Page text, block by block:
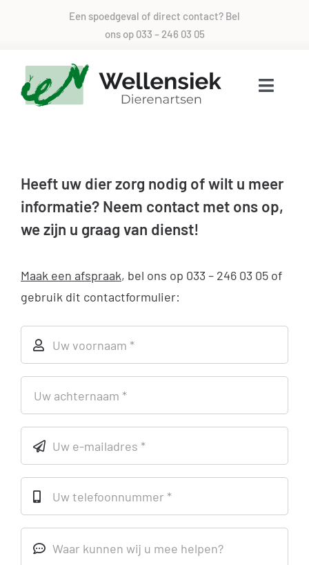
Een spoedgeval of direct contact? Bel
ons op 033 – 246 03 05
Toggle
Over ons
Direct contact
Spoed
Heeft uw dier zorg nodig of wilt u meer
informatie? Neem contact met ons op,
we zijn u graag van dienst!
Maak een afspraak, bel ons op 033 – 246 03 05of
gebruik dit contactformulier: